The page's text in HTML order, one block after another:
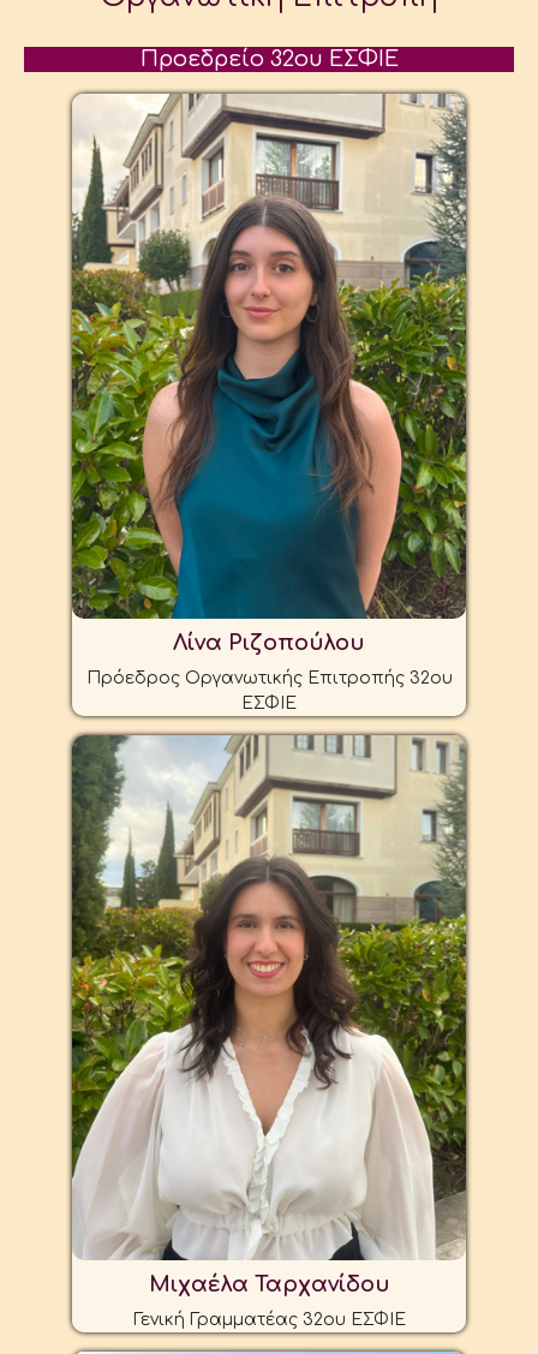
Προεδρείο 32ου ΕΣΦΙΕ
Λίνα Ριζοπούλου
Πρόεδρος Οργανωτικής Επιτροπής 32ου
ΕΣΦΙΕ
Μιχαέλα Ταρχανίδου
Γενική Γραμματέας 32ου ΕΣΦΙΕ